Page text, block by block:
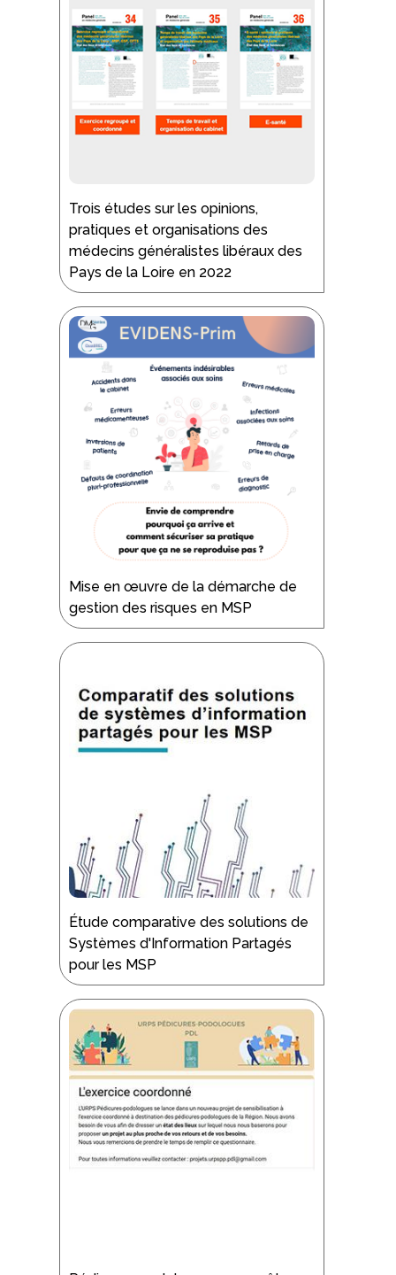
Trois études sur les opinions,
pratiques et organisations des
médecins généralistes libéraux des
Pays de la Loire en 2022
Mise en œuvre de la démarche de
gestion des risques en MSP
Étude comparative des solutions de
Systèmes d'Information Partagés
pour les MSP